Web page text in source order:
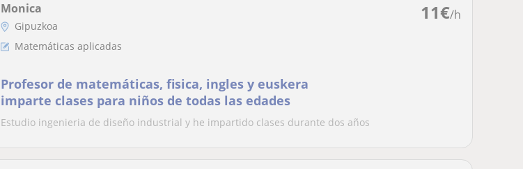
11€/h
Monica
Gipuzkoa
Matemáticas aplicadas
Profesor de matemáticas, fisica, ingles y euskera
imparte clases para niños de todas las edades
Estudio ingenieria de diseño industrial y he impartido clases durante dos años